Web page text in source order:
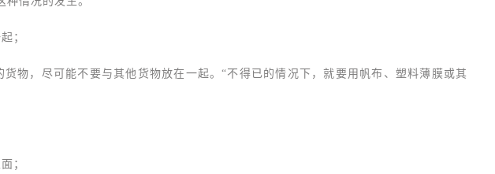
；
物，尽可能不要与其他货物放在一起。“不得已的情况下，就要用帆布、塑料薄膜或其
；